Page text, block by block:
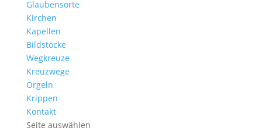
Glau­ben­s­orte
Kirchen
Kapellen
Bild­stöcke
Wegkreuze
Kreuz­wege
Orgeln
Krippen
Kontakt
Seite auswählen